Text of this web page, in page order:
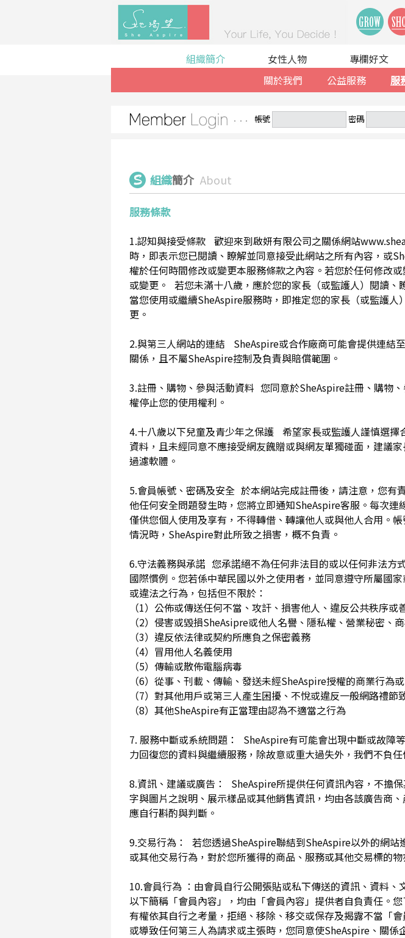
組織簡介
關於我們
公益服務 服
女性人物 專欄好文
帳號 密碼
組織簡介 About
服務條款
1.認知與接受條款 歡迎來到啟妍有限公司之關係網站
時，即表示您已閱讀、瞭解並同意接受此網站之所有內容，或
權於任何時間修改或變更本服務條款之內容。若您於任何修改
或變更。 若您未滿十八歲，應於您的家長（或監護人）閱讀、
當您使用或繼續SheAspire服務時，即推定您的家長（或監護
更。
2.與第三人網站的連結 SheAspire或合作廠商可能會提供連結
關係，且不屬SheAspire控制及負責與賠償範圍。
3.註冊、購物、參與活動資料 您同意於SheAspire註冊、購物
權停止您的使用權利。
4.十八歲以下兒童及青少年之保護 希望家長或監護人謹慎選
資料，且未經同意不應接受網友餽贈或與網友單獨碰面，建議
過濾軟體。
5.會員帳號、密碼及安全 於本網站完成註冊後，請注意，您有
他任何安全問題發生時，您將立即通知SheAspire客服。每次
僅供您個人使用及享有，不得轉借、轉讓他人或與他人合用。
情況時，SheAspire對此所致之損害，概不負責。
6.守法義務與承諾 您承諾絕不為任何非法目的或以任何非法方
國際慣例。您若係中華民國以外之使用者，並同意遵守所屬國
或違法之行為，包括但不限於：
（1）公佈或傳送任何不當、攻訐、損害他人、違反公共秩序
（2）侵害或毀損SheAsipre或他人名譽、隱私權、營業秘密
（3）違反依法律或契約所應負之保密義務
（4）冒用他人名義使用
（5）傳輸或散佈電腦病毒
（6）從事、刊載、傳輸、發送未經SheAspire授權的商業行為
（7）對其他用戶或第三人產生困擾、不悅或違反一般網路禮節
（8）其他SheAspire有正當理由認為不適當之行為
7. 服務中斷或系統問題： SheAspire有可能會出現中斷或故障
力回復您的資料與繼續服務，除故意或重大過失外，我們不負任
8.資訊、建議或廣告： SheAspire所提供任何資訊內容，不擔
字與圖片之說明、展示樣品或其他銷售資訊，均由各該廣告商
應自行斟酌與判斷。
9.交易行為： 若您透過SheAspire聯結到SheAspire以外的網
或其他交易行為，對於您所獲得的商品、服務或其他交易標的
10.會員行為 ：由會員自行公開張貼或私下傳送的資訊、資料
以下簡稱「會員內容」，均由「會員內容」提供者自負責任。
有權依其自行之考量，拒絕、移除、移交或保存及揭露不當「
或導致任何第三人為請求或主張時，您同意使SheAspire、關